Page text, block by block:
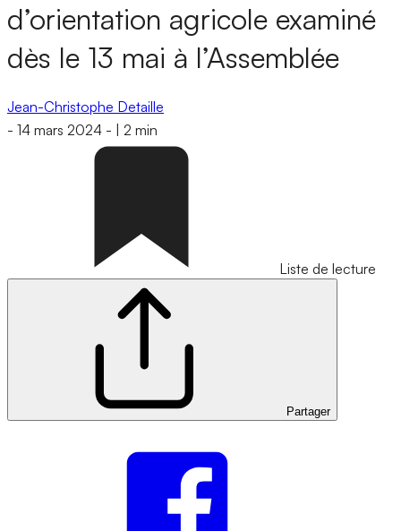
d’orientation agricole examiné
dès le 13 mai à l’Assemblée
Jean-Christophe Detaille
- 14 mars 2024 - 2 min
Liste de lecture
Partager